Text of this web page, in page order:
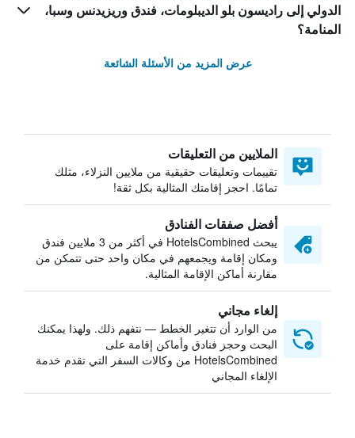
الدولي إلى راديسون بلو الديبلومات، فندق وريزيدنس وسبا،
المنامة؟
عرض المزيد من الأسئلة الشائعة
الملايين من التعليقات
تقييمات وتعليقات حقيقية من ملايين النزلاء، مثلك
تمامًا. احجز إقامتك المثالية بكل ثقة!
أفضل صفقات الفنادق
يبحث HotelsCombined في أكثر من 3 ملايين فندق
ومكان إقامة ويجمعهم في مكان واحد حتى تتمكن من
مقارنة أماكن الإقامة المثالية.
إلغاء مجاني
من الوارد أن تتغير الخطط — نتفهم ذلك. ولهذا يمكنك
البحث وحجز فنادق وأماكن إقامة على
HotelsCombined من وكالات السفر التي تقدم خدمة
الإلغاء المجاني